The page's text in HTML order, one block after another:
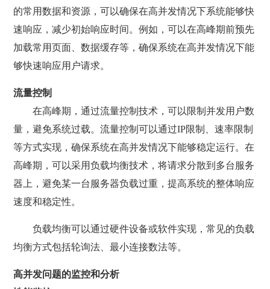
的常用数据和资源，可以确保在高并发情况下系统能够快
速响应，减少初始响应时间。例如，可以在高峰期前预先
加载常用页面、数据缓存等，确保系统在高并发情况下能
够快速响应用户请求。
流量控制
在高峰期，通过流量控制技术，可以限制并发用户数
量，避免系统过载。流量控制可以通过IP限制、速率限制
等方式实现，确保系统在高并发情况下能够稳定运行。在
高峰期，可以采用负载均衡技术，将请求分散到多台服务
器上，避免某一台服务器负载过重，提高系统的整体响应
速度和稳定性。
负载均衡可以通过硬件设备或软件实现，常见的负载
均衡方式包括轮询法、最小连接数法等。
高并发问题的监控和分析